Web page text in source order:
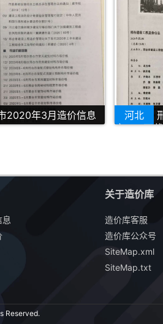
2020年3月造价信息
河北
库PDF下载
息
关于造价库
造价库客服
造价库公众号
SiteMap.xml
SiteMap.txt
Reserved.